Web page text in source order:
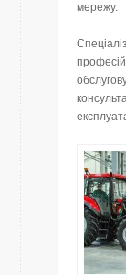
мережу.